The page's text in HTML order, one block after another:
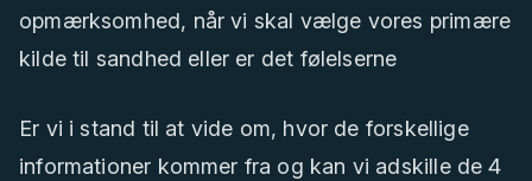
opmærksomhed, når vi skal vælge vores primære
kilde til sandhed eller er det følelserne
Er vi i stand til at vide om, hvor de forskellige
informationer kommer fra og kan vi adskille de 4